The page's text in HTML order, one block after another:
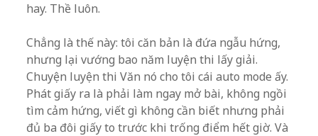
hay. Thề luôn.
Chẳng là thế này: tôi căn bản là đứa ngẫu hứng,
nhưng lại vướng bao năm luyện thi lấy giải.
Chuyện luyện thi Văn nó cho tôi cái auto mode ấy.
Phát giấy ra là phải làm ngay mở bài, không ngồi
tìm cảm hứng, viết gì không cần biết nhưng phải
đủ ba đôi giấy to trước khi trống điểm hết giờ. Và